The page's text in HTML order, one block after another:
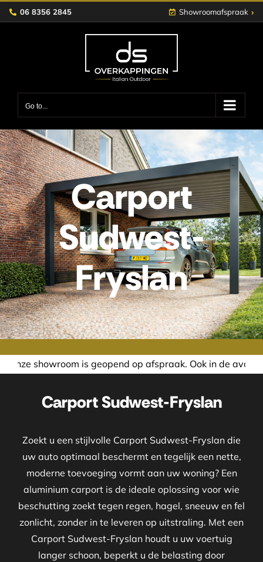
Skip
to
06 8356 2845 Showroomafspraak ›
Go to...
Carport
Sudwest-
Fryslan
is geopend op afspraak. Ook in de avond of in het
Carport Sudwest-Fryslan
Zoekt u een stijlvolle Carport Sudwest-Fryslan die
uw auto optimaal beschermt en tegelijk een nette,
moderne toevoeging vormt aan uw woning? Een
aluminium carport is de ideale oplossing voor wie
beschutting zoekt tegen regen, hagel, sneeuw en fel
zonlicht, zonder in te leveren op uitstraling. Met een
Carport Sudwest-Fryslan houdt u uw voertuig
langer schoon, beperkt u de belasting door